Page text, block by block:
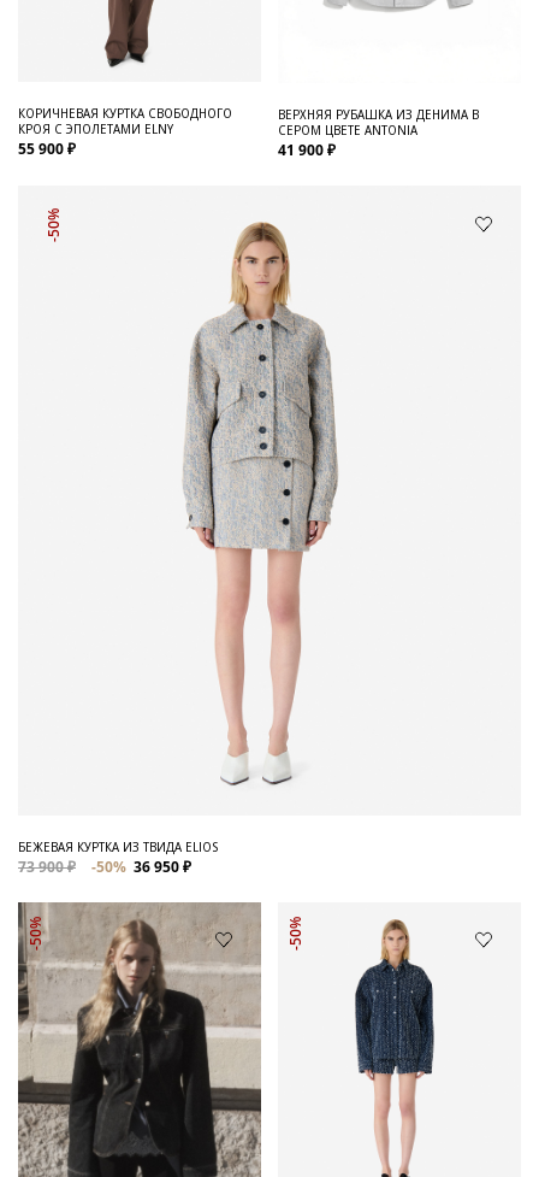
КОРИЧНЕВАЯ КУРТКА СВОБОДНОГО
КРОЯ С ЭПОЛЕТАМИ ELNY
55 900 ₽
ВЕРХНЯЯ РУБАШКА ИЗ ДЕНИМА В
СЕРОМ ЦВЕТЕ ANTONIA
41 900 ₽
-50%
БЕЖЕВАЯ КУРТКА ИЗ ТВИДА ELIOS
73 900 ₽ -50% 36 950 ₽
-50% -50%